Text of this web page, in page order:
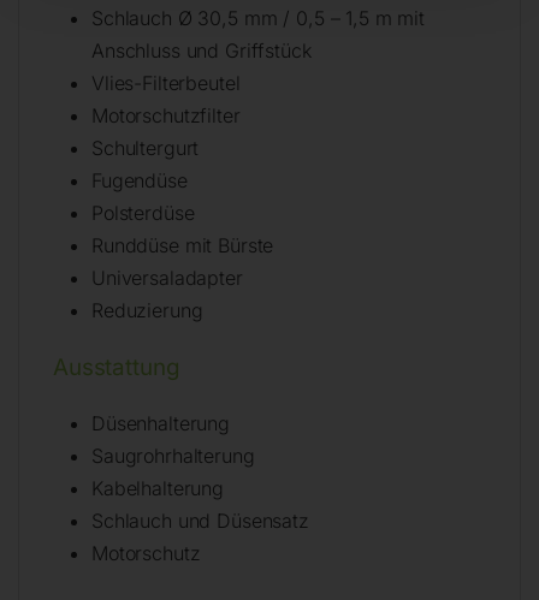
Schlauch Ø 30,5 mm / 0,5 – 1,5 m mit
Anschluss und Griffstück
Vlies-Filterbeutel
Motorschutzfilter
Schultergurt
Fugendüse
Polsterdüse
Runddüse mit Bürste
Universaladapter
Reduzierung
Ausstattung
Düsenhalterung
Saugrohrhalterung
Kabelhalterung
Schlauch und Düsensatz
Motorschutz